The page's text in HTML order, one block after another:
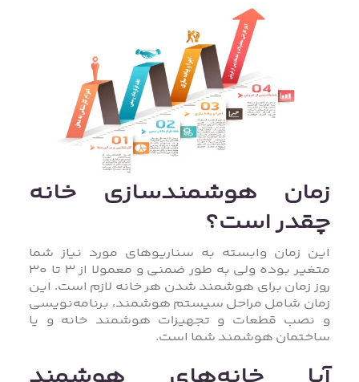
زمان هوشمندسازی خانه
چقدر است؟
این زمان وابسته به سناریوهای مورد نیاز شما
متغیر بوده ولی به طور ضمنی و معمولا از 3 تا 30
روز زمان برای هوشمند شدن هر خانه لازم است. این
زمان شامل مراحل سیستم هوشمند، برنامه‌نویسی
و نصب قطعات و تجهیزات هوشمند خانه و یا
ساختمان هوشمند شما است.